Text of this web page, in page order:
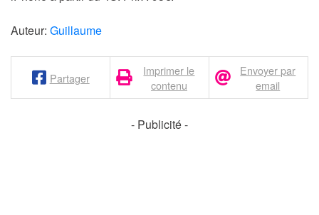
Auteur: Guillaume
Partager
Imprimer le
contenu
Envoyer par
email
- Publicité -